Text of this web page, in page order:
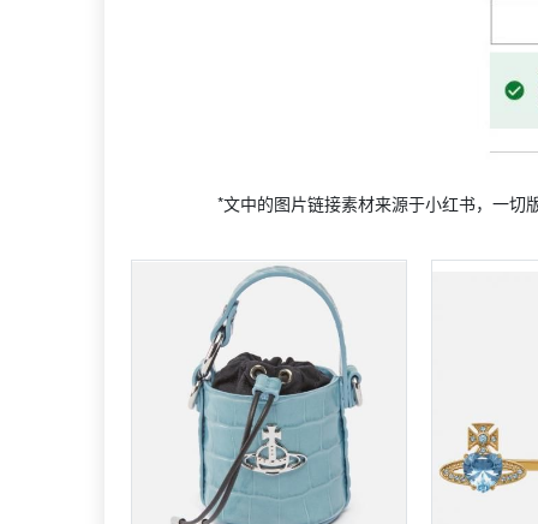
*文中的图片链接素材来源于小红书，一